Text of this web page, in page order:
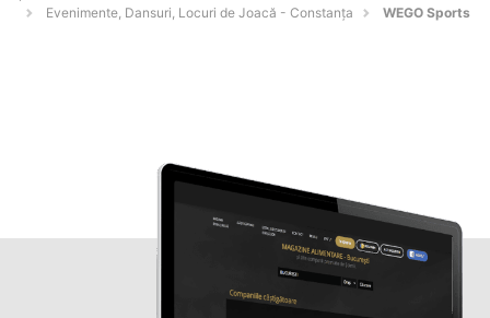
Evenimente, Dansuri, Locuri de Joacă - Constanţa
WEGO Sports